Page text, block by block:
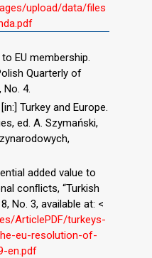
upload/data/files
EU membership.
Quarterly of
4.
Turkey and Europe.
ed. A. Szymański,
added value to
conﬂicts, “Turkish
No. 3, available at: <
ArticlePDF/turkeys-
eu-resolution-of-
en.pdf